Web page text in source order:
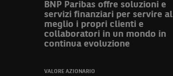
BNP Paribas offre soluzioni e
servizi finanziari per servire al
meglio i propri clienti e
collaboratori in un mondo in
continua evoluzione
VALORE AZIONARIO